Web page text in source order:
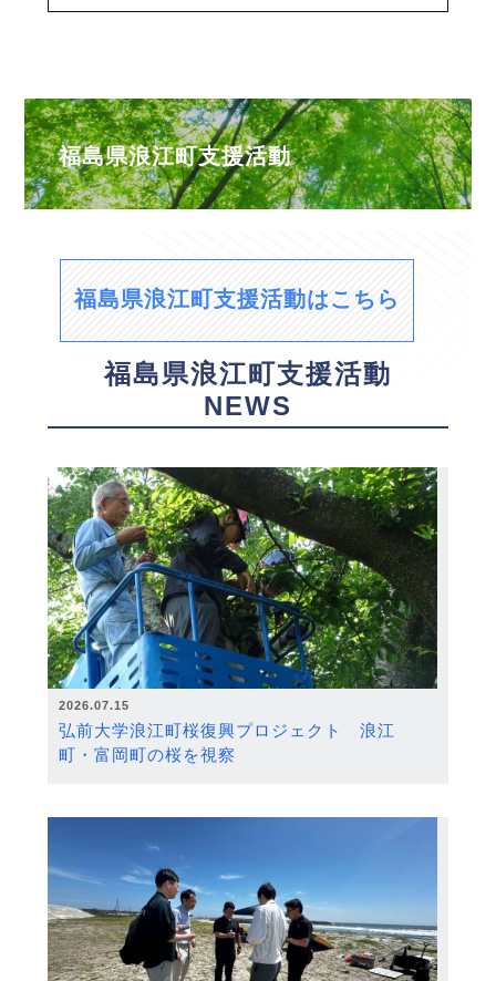
福島県浪江町支援活動
福島県浪江町支援活動はこちら
福島県浪江町支援活動
NEWS
2026.07.15
弘前大学浪江町桜復興プロジェクト 浪江
町・富岡町の桜を視察